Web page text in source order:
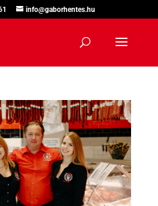
info@gaborhentes.hu